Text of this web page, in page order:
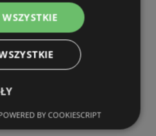
BY COOKIESCRIPT